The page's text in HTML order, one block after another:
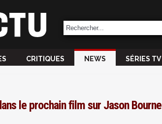
CRITIQUES NEWS SÉRIES TV
le prochain film sur Jason Bourne